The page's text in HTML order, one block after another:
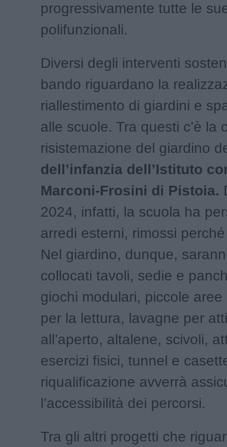
progressivamente tutte le
polifunzionali.
Diversi degli interventi
bando riguardano la
riallestimento di giardini e
alle scuole. Tra questi c’è la
risistemazione del giardino
dell’infanzia dell’Istituto
Marconi-Frosini di Pistoia.
2024, infatti, la scuola ha
arredi esterni, rimossi
Nel giardino, dunque,
collocati tavoli, sedie e
giochi modulari, piccole
per la lettura, lavagne per
all’aperto, altalene, scivoli,
esercizi fisici, tunnel e
riqualificazione avverrà
l’accessibilità dei percorsi.
Tra gli altri progetti che